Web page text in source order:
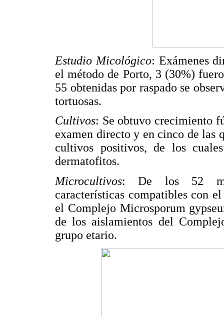
Estudio Micológico: Exámenes
el método de Porto, 3 (30%)
55 obtenidas por raspado se
tortuosas.
Cultivos: Se obtuvo crecimiento
examen directo y en cinco de las
cultivos positivos, de los
dermatofitos.
Microcultivos: De los 52
características compatibles con
el Complejo Microsporum
de los aislamientos del
grupo etario.